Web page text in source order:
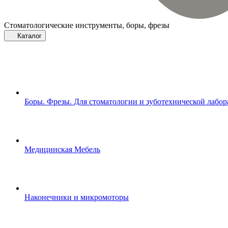
Стоматологические инструменты, боры, фрезы
Каталог
Боры. Фрезы. Для стоматологии и зуботехнической
Медицинская Мебель
Наконечники и микромоторы